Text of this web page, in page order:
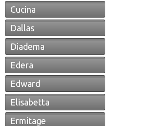
Cucina
Dallas
Diadema
Edera
Edward
Elisabetta
Ermitage